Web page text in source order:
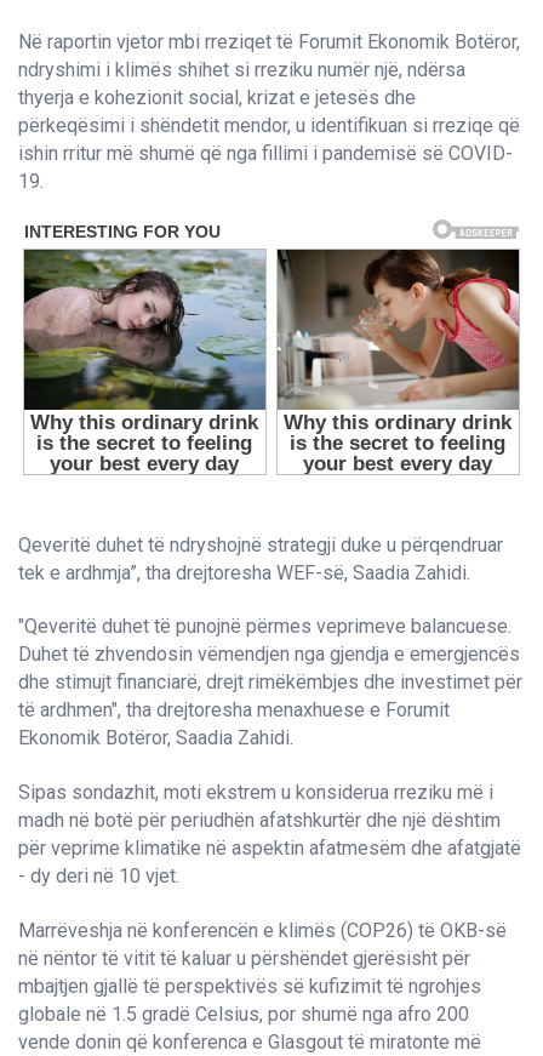
Në raportin vjetor mbi rreziqet të Forumit Ekonomik Botëror,
ndryshimi i klimës shihet si rreziku numër një, ndërsa
thyerja e kohezionit social, krizat e jetesës dhe
përkeqësimi i shëndetit mendor, u identifikuan si rreziqe që
ishin rritur më shumë që nga fillimi i pandemisë së COVID-
19.
Qeveritë duhet të ndryshojnë strategji duke u përqendruar
tek e ardhmja”, tha drejtoresha WEF-së, Saadia Zahidi.
"Qeveritë duhet të punojnë përmes veprimeve balancuese.
Duhet të zhvendosin vëmendjen nga gjendja e emergjencës
dhe stimujt financiarë, drejt rimëkëmbjes dhe investimet për
të ardhmen", tha drejtoresha menaxhuese e Forumit
Ekonomik Botëror, Saadia Zahidi.
Sipas sondazhit, moti ekstrem u konsiderua rreziku më i
madh në botë për periudhën afatshkurtër dhe një dështim
për veprime klimatike në aspektin afatmesëm dhe afatgjatë
- dy deri në 10 vjet.
Marrëveshja në konferencën e klimës (COP26) të OKB-së
në nëntor të vitit të kaluar u përshëndet gjerësisht për
mbajtjen gjallë të perspektivës së kufizimit të ngrohjes
globale në 1.5 gradë Celsius, por shumë nga afro 200
vende donin që konferenca e Glasgout të miratonte më